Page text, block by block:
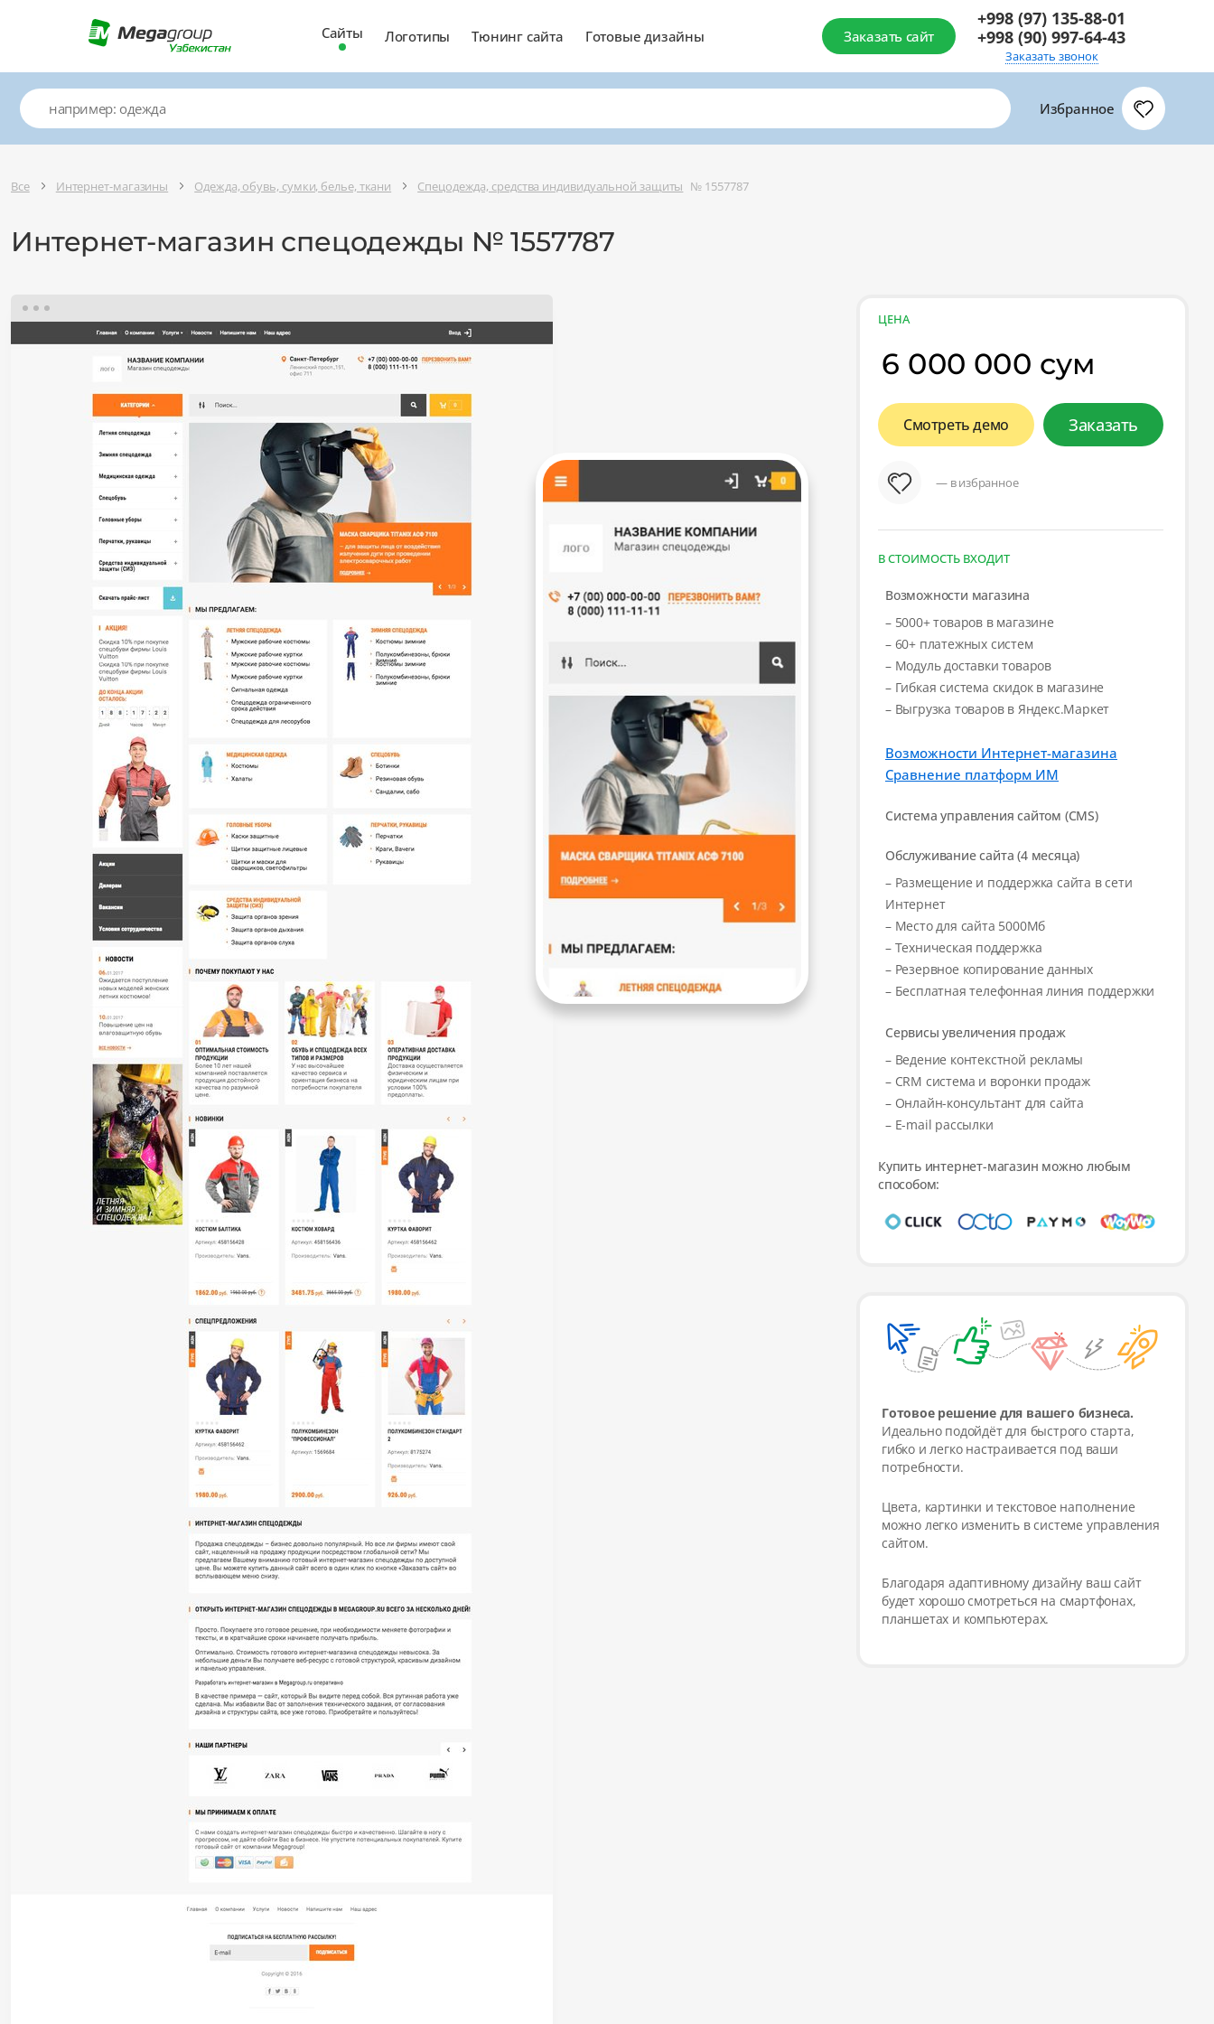
Сайты Логотипы Тюнинг сайта Готовые дизайны Заказать сайт
+998 (97) 135-88-01
+998 (90) 997-64-43
Заказать звонок
Избранное
Все Интернет-магазины Одежда, обувь, сумки, белье, ткани Спецодежда, средства индивидуальной защиты № 1557787
Интернет-магазин спецодежды № 1557787
ЦЕНА
6 000 000 сум
Смотреть демо Заказать
— в избранное
В СТОИМОСТЬ ВХОДИТ
Возможности магазина
– 5000+ товаров в магазине
– 60+ платежных систем
– Модуль доставки товаров
– Гибкая система скидок в магазине
– Выгрузка товаров в Яндекс.Маркет
Возможности Интернет-магазина
Сравнение платформ ИМ
Система управления сайтом (CMS)
Обслуживание сайта (4 месяца)
– Размещение и поддержка сайта в сети
Интернет
– Место для сайта 5000Мб
– Техническая поддержка
– Резервное копирование данных
– Бесплатная телефонная линия поддержки
Сервисы увеличения продаж
– Ведение контекстной рекламы
– CRM система и воронки продаж
– Онлайн-консультант для сайта
– E-mail рассылки
Купить интернет-магазин можно любым
способом:
Готовое решение для вашего бизнеса.
Идеально подойдёт для быстрого старта,
гибко и легко настраивается под ваши
потребности.
Цвета, картинки и текстовое наполнение
можно легко изменить в системе управления
сайтом.
Благодаря адаптивному дизайну ваш сайт
будет хорошо смотреться на смартфонах,
планшетах и компьютерах.